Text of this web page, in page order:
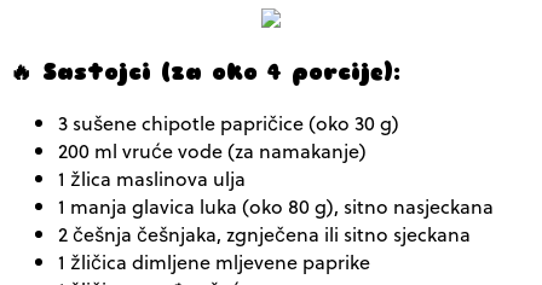
🔥 Sastojci (za oko 4 porcije):
3 sušene chipotle papričice (oko 30 g)
200 ml vruće vode (za namakanje)
1 žlica maslinova ulja
1 manja glavica luka (oko 80 g), sitno nasjeckana
2 češnja češnjaka, zgnječena ili sitno sjeckana
1 žličica dimljene mljevene paprike